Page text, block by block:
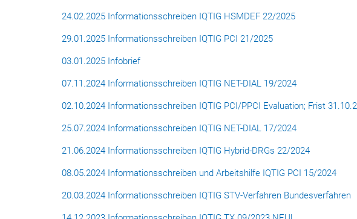
24.02.2025 Informationsschreiben IQTIG HSMDEF 22/2025
29.01.2025 Informationsschreiben IQTIG PCI 21/2025
03.01.2025 Infobrief
07.11.2024 Informationsschreiben IQTIG NET-DIAL 19/2024
02.10.2024 Informationsschreiben IQTIG PCI/PPCI Evaluation; Frist
25.07.2024 Informationsschreiben IQTIG NET-DIAL 17/2024
21.06.2024 Informationsschreiben IQTIG Hybrid-DRGs 22/2024
08.05.2024 Informationsschreiben und Arbeitshilfe IQTIG PCI 15/2024
20.03.2024 Informationsschreiben IQTIG STV-Verfahren Bundesverfahren